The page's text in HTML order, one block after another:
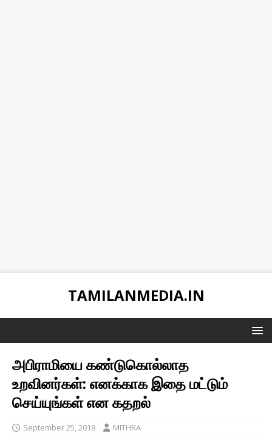
TAMILANMEDIA.IN
அபிராமியை கண்டுகொல்லாத
உறவினர்கள்: எனக்காக இதை மட்டும்
செய்யுங்கள் என கதறல்
September 25, 2018 MITHRA